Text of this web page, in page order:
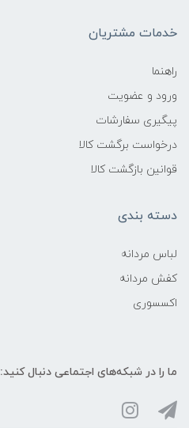
خدمات مشتریان
راهنما
ورود و عضویت
پیگیری سفارشات
درخواست برگشت کالا
قوانین بازگشت کالا
دسته بندی
لباس مردانه
کفش مردانه
اکسسوری
ما را در شبکه‌های اجتماعی دنبال کنید: